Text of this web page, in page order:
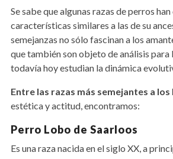
Se sabe que algunas razas de perros
características similares a las de su
semejanzas no sólo fascinan a los
que también son objeto de análisis
todavía hoy estudian la dinámica
Entre las razas más semejantes a los
estética y actitud, encontramos:
Perro Lobo de Saarloos
Es una raza nacida en el siglo XX, a